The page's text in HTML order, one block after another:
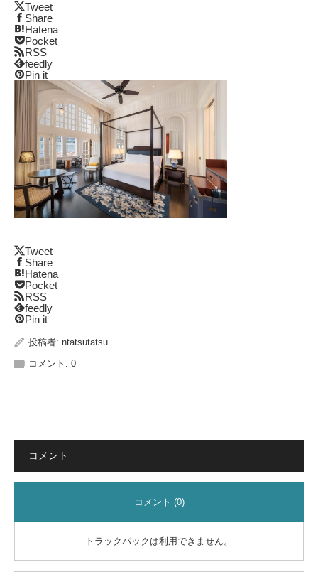
Tweet
Share
Hatena
Pocket
RSS
feedly
Pin it
Tweet
Share
Hatena
Pocket
RSS
feedly
Pin it
投稿者: ntatsutatsu
コメント: 0
コメント
コメント (0)
トラックバックは利用できません。